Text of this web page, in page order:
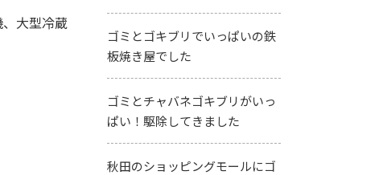
大型冷蔵
ゴミとゴキブリでいっぱいの鉄
板焼き屋でした
ゴミとチャバネゴキブリがいっ
ぱい！駆除してきました
秋田のショッピングモールにゴ